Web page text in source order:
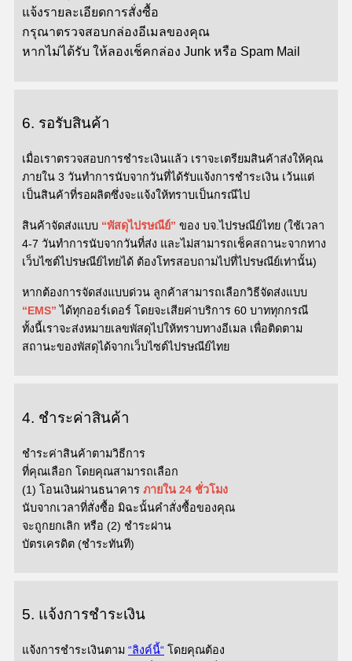
แจ้งรายละเอียดการสั่งซื้อ
กรุณาตรวจสอบกล่องอีเมลของคุณ
หากไม่ได้รับ ให้ลองเช็คกล่อง Junk หรือ Spam Mail
6. รอรับสินค้า
เมื่อเราตรวจสอบการชำระเงินแล้ว เราจะเตรียมสินค้าส่งให้คุณ
ภายใน 3 วันทำการนับจากวันที่ได้รับแจ้งการชำระเงิน เว้นแต่
เป็นสินค้าที่รอผลิตซึ่งจะแจ้งให้ทราบเป็นกรณีไป
สินค้าจัดส่งแบบ “พัสดุไปรษณีย์” ของ บจ.ไปรษณีย์ไทย (ใช้เวลา
4-7 วันทำการนับจากวันที่ส่ง และไม่สามารถเช็คสถานะจากทาง
เว็บไซต์ไปรษณีย์ไทยได้ ต้องโทรสอบถามไปที่ไปรษณีย์เท่านั้น)
หากต้องการจัดส่งแบบด่วน ลูกค้าสามารถเลือกวิธีจัดส่งแบบ
“EMS” ได้ทุกออร์เดอร์ โดยจะเสียค่าบริการ 60 บาททุกกรณี
ทั้งนี้เราจะส่งหมายเลขพัสดุไปให้ทราบทางอีเมล เพื่อติดตาม
สถานะของพัสดุได้จากเว็บไซต์ไปรษณีย์ไทย
4. ชำระค่าสินค้า
ชำระค่าสินค้าตามวิธีการ
ที่คุณเลือก โดยคุณสามารถเลือก
(1) โอนเงินผ่านธนาคาร ภายใน 24 ชั่วโมง
นับจากเวลาที่สั่งซื้อ มิฉะนั้นคำสั่งซื้อของคุณ
จะถูกยกเลิก หรือ (2) ชำระผ่าน
บัตรเครดิต (ชำระทันที)
5. แจ้งการชำระเงิน
แจ้งการชำระเงินตาม “ลิงค์นี้“ โดยคุณต้อง